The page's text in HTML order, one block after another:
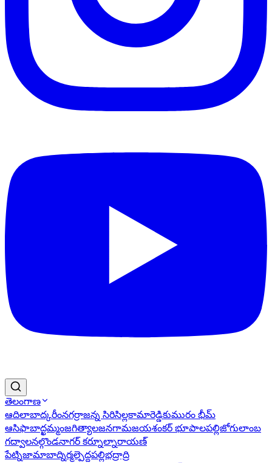
తెలంగాణ
ఆదిలాబాద్కరీంనగర్రాజన్న సిరిసిల్లకామారెడ్డికుమురం భీమ్
ఆసిఫాబాద్ఖమ్మంజగిత్యాలజనగామజయశంకర్ భూపాలపల్లిజోగులాంబ
గద్వాలనల్గొండనాగర్ కర్నూల్నారాయణ్
పేట్నిజామాబాద్నిర్మల్పెద్దపల్లిభద్రాద్రి